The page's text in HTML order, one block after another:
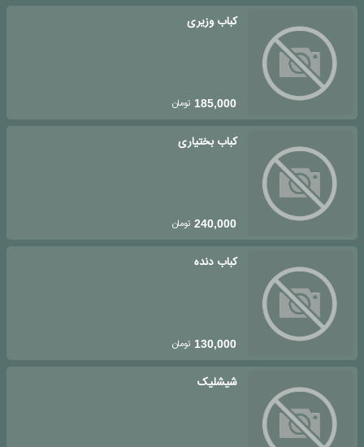
کباب وزیری
185,000 تومان
کباب بختیاری
240,000 تومان
کباب دنده
130,000 تومان
شیشلیک